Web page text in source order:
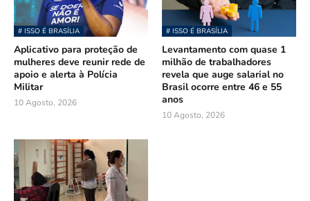
# ISSO É BRASÍLIA
Aplicativo para proteção de
mulheres deve reunir rede de
apoio e alerta à Polícia
Militar
10 Agosto, 2026
# ISSO É BRASÍLIA
Levantamento com quase 1
milhão de trabalhadores
revela que auge salarial no
Brasil ocorre entre 46 e 55
anos
10 Agosto, 2026